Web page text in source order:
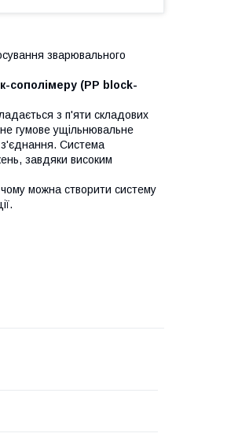
зварювального
сополімеру (PP block-
з п'яти складових
гумове ущільнювальне
з'єднання. Система
завдяки високим
можна створити систему